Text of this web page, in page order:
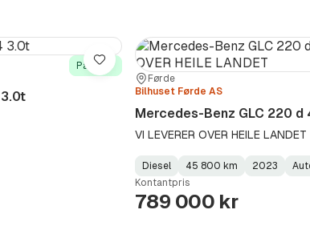
På lager
Lagre
Sted:
Førde
Forhandler:
Bilhuset Førde AS
Mercedes-Benz GLC 220 d
VI LEVERER OVER HEILE LANDET
Fuel
Type:
Diesel
Kilometerstand:
45 800 km
Model
Year:
2023
Gearbox
Type:
Kontantpris
789 000 kr